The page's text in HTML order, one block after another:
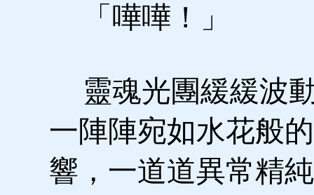
「嘩嘩！」
靈魂光團緩緩波
一陣陣宛如水花般
響，一道道異常精